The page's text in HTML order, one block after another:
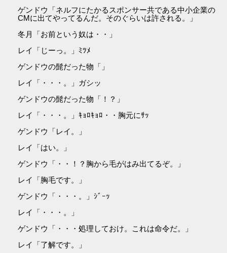
ゲンドウ「ネルフにたかるスポンサー共である中小企業の
CMに出てやってるんだ。そのぐらいは許される。」
冬月「お前という奴は・・」
レイ「じーっ。」ﾐﾂﾒ
ゲンドウの髭だった物「」
レイ「・・・。」ガシッ
ゲンドウの髭だった物「！？」
レイ「・・・。」ｷｮﾛｷｮﾛ・・胸元にｻｯ
ゲンドウ「レイ。」
レイ「はい。」
ゲンドウ「・・！？胸から毛がはみ出てるぞ。」
レイ「胸毛です。」
ゲンドウ「・・・。」ｼﾞｰｯ
レイ「・・・。」
ゲンドウ「・・・処理しておけ。これは命令だ。」
レイ「了解です。」